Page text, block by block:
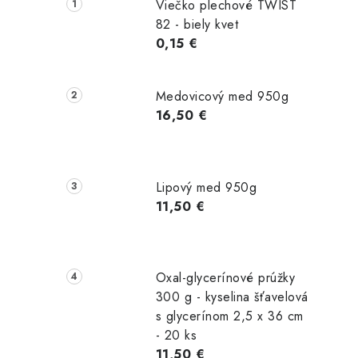
p
e
Viečko plechové TWIST
82 - biely kvet
0,15 €
Medovicový med 950g
16,50 €
Lipový med 950g
11,50 €
Oxal-glycerínové prúžky
300 g - kyselina šťavelová
s glycerínom 2,5 x 36 cm
- 20 ks